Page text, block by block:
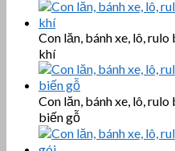
Con lăn, bánh xe, lô,
khí
Con lăn, bánh xe, lô,
biến gỗ